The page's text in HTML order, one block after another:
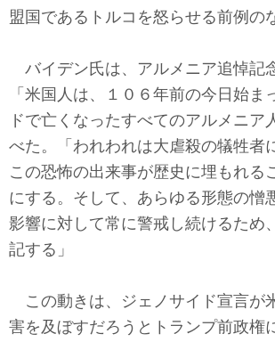
コメンタリー
社説
ビル・ガーツ
東アジア
東京発
盟国であるトルコを怒らせる前例の
バイデン氏は、アルメニア追悼記
「米国人は、１０６年前の今日始ま
ドで亡くなったすべてのアルメニア
べた。「われわれは大虐殺の犠牲者
この恐怖の出来事が歴史に埋もれる
にする。そして、あらゆる形態の憎
影響に対して常に警戒し続けるため
記する」
この動きは、ジェノサイド宣言が
害を及ぼすだろうとトランプ前政権